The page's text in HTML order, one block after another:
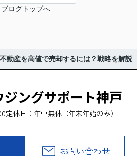
ブログトップへ
不動産を高値で売却するには？戦略を解説
定休日：年中無休（年末年始のみ）
お問い合わせ